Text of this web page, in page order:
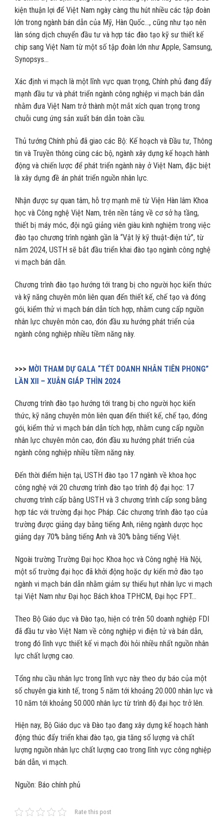
kiện thuận lợi để Việt Nam ngày càng thu hút nhiều các tập đoàn
lớn trong ngành bán dẫn của Mỹ, Hàn Quốc…, cũng như tạo nên
làn sóng dịch chuyển đầu tư và hợp tác đào tạo kỹ sư thiết kế
chip sang Việt Nam từ một số tập đoàn lớn như Apple, Samsung,
Synopsys…
Xác định vi mạch là một lĩnh vực quan trọng, Chính phủ đang đẩy
mạnh đầu tư và phát triển ngành công nghiệp vi mạch bán dẫn
nhằm đưa Việt Nam trở thành một mắt xích quan trọng trong
chuỗi cung ứng sản xuất bán dẫn toàn cầu.
Thủ tướng Chính phủ đã giao các Bộ: Kế hoạch và Đầu tư, Thông
tin và Truyền thông cùng các bộ, ngành xây dựng kế hoạch hành
động và chiến lược để phát triển ngành này ở Việt Nam, đặc biệt
là xây dựng đề án phát triển nguồn nhân lực.
Nhận được sự quan tâm, hỗ trợ mạnh mẽ từ Viện Hàn lâm Khoa
học và Công nghệ Việt Nam, trên nền tảng về cơ sở hạ tầng,
thiết bị máy móc, đội ngũ giảng viên giàu kinh nghiệm trong việc
đào tạo chương trình ngành gần là “Vật lý kỹ thuật-điện tử”, từ
năm 2024, USTH sẽ bắt đầu triển khai đào tạo ngành công nghệ
vi mạch bán dẫn.
Chương trình đào tạo hướng tới trang bị cho người học kiến thức
và kỹ năng chuyên môn liên quan đến thiết kế, chế tạo và đóng
gói, kiểm thử vi mạch bán dẫn tích hợp, nhằm cung cấp nguồn
nhân lực chuyên môn cao, đón đầu xu hướng phát triển của
ngành công nghiệp nhiều tiềm năng này.
>>> MỜI THAM DỰ GALA “TẾT DOANH NHÂN TIÊN PHONG”
LẦN XII – XUÂN GIÁP THÌN 2024
Chương trình đào tạo hướng tới trang bị cho người học kiến
thức, kỹ năng chuyên môn liên quan đến thiết kế, chế tạo, đóng
gói, kiểm thử vi mạch bán dẫn tích hợp, nhằm cung cấp nguồn
nhân lực chuyên môn cao, đón đầu xu hướng phát triển của
ngành công nghiệp nhiều tiềm năng này.
Đến thời điểm hiện tại, USTH đào tạo 17 ngành về khoa học
công nghệ với 20 chương trình đào tạo trình độ đại học: 17
chương trình cấp bằng USTH và 3 chương trình cấp song bằng
hợp tác với trường đại học Pháp. Các chương trình đào tạo của
trường được giảng dạy bằng tiếng Anh, riêng ngành dược học
giảng dạy 70% bằng tiếng Anh và 30% bằng tiếng Việt.
Ngoài trường Trường Đại học Khoa học và Công nghệ Hà Nội,
một số trường đại học đã khởi động hoặc dự kiến mở đào tạo
ngành vi mạch bán dẫn nhằm giảm sự thiếu hụt nhân lực vi mạch
tại Việt Nam như Đại học Bách khoa TPHCM, Đại học FPT…
Theo Bộ Giáo dục và Đào tạo, hiện có trên 50 doanh nghiệp FDI
đã đầu tư vào Việt Nam về công nghiệp vi điện tử và bán dẫn,
trong đó lĩnh vực thiết kế vi mạch đòi hỏi nhiều nhất nguồn nhân
lực chất lượng cao.
Tổng nhu cầu nhân lực trong lĩnh vực này theo dự báo của một
số chuyên gia kinh tế, trong 5 năm tới khoảng 20.000 nhân lực và
10 năm tới khoảng 50.000 nhân lực từ trình độ đại học trở lên.
Hiện nay, Bộ Giáo dục và Đào tạo đang xây dựng kế hoạch hành
động thúc đẩy triển khai đào tạo, gia tăng số lượng và chất
lượng nguồn nhân lực chất lượng cao trong lĩnh vực công nghiệp
bán dẫn, vi mạch.
Nguồn: Báo chính phủ
Rate this post